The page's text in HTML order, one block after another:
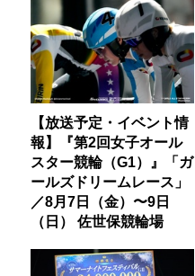
【放送予定・イベント情
報】『第2回女子オール
スター競輪（G1）』「ガ
ールズドリームレース」
／8月7日（金）〜9日
（日） 佐世保競輪場